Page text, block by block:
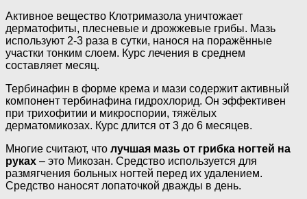
Активное вещество Клотримазола уничтожает
дерматофиты, плесневые и дрожжевые грибы. Мазь
используют 2-3 раза в сутки, нанося на поражённые
участки тонким слоем. Курс лечения в среднем
составляет месяц.
Тербинафин в форме крема и мази содержит активный
компонент тербинафина гидрохлорид. Он эффективен
при трихофитии и микроспории, тяжёлых
дерматомикозах. Курс длится от 3 до 6 месяцев.
Многие считают, что лучшая мазь от грибка ногтей на
руках – это Микозан. Средство используется для
размягчения больных ногтей перед их удалением.
Средство наносят лопаточкой дважды в день.